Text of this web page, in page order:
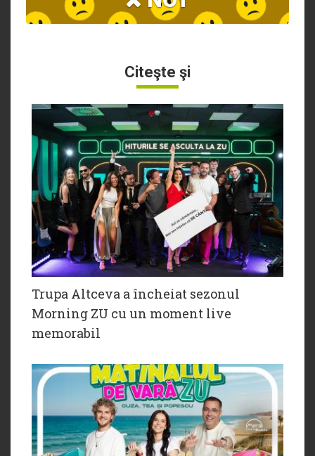
Citeşte şi
Trupa Altceva a încheiat sezonul
Morning ZU cu un moment live
memorabil